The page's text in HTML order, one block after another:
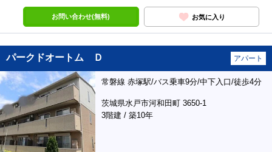
お問い合わせ(無料) お気に入り
パークドオートム Ｄ アパート
常磐線 赤塚駅/バス乗車9分/中下入口/徒歩4分
茨城県水戸市河和田町 3650-1
3階建 / 築10年